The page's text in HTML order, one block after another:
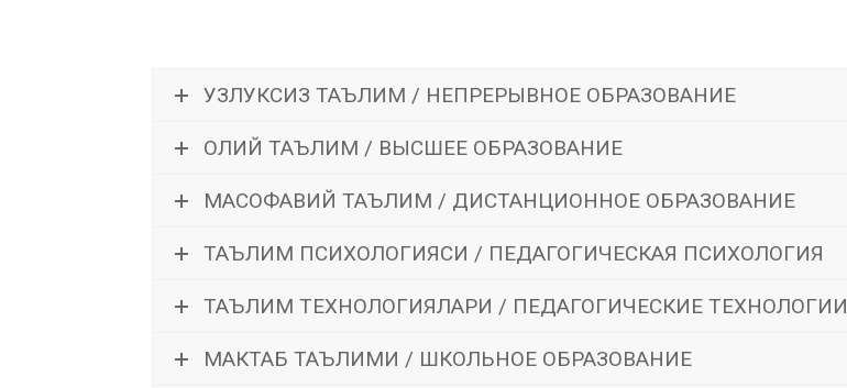
УЗЛУКСИЗ ТАЪЛИМ / НЕПРЕРЫВНОЕ ОБРАЗОВАНИЕ
ОЛИЙ ТАЪЛИМ / ВЫСШЕЕ ОБРАЗОВАНИЕ
МАСОФАВИЙ ТАЪЛИМ / ДИСТАНЦИОННОЕ ОБРАЗОВАНИЕ
ТАЪЛИМ ПСИХОЛОГИЯСИ / ПЕДАГОГИЧЕСКАЯ ПСИХОЛОГИЯ
ТАЪЛИМ ТЕХНОЛОГИЯЛАРИ / ПЕДАГОГИЧЕСКИЕ ТЕХНОЛОГИИ
МАКТАБ ТАЪЛИМИ / ШКОЛЬНОЕ ОБРАЗОВАНИЕ